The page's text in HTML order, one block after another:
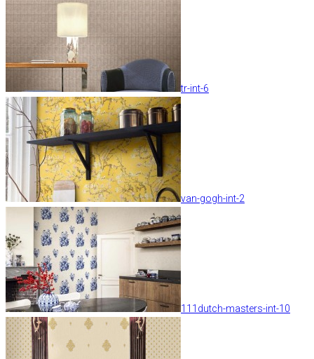
tr-int-6
van-gogh-int-2
111dutch-masters-int-10